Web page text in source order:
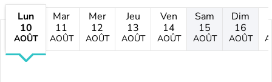
Lun
10
AOÛT
Mar
11
AOÛT
Mer
12
AOÛT
Jeu
13
AOÛT
Ven
14
AOÛT
Sam
15
AOÛT
Dim
16
AOÛT